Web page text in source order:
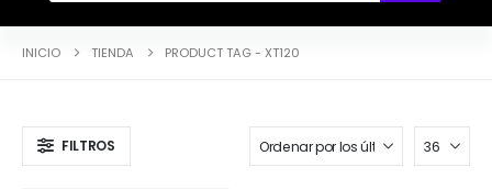
INICIO TIENDA PRODUCT TAG - XT120
FILTROS